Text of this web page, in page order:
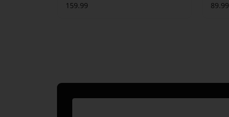
159.99 89.99